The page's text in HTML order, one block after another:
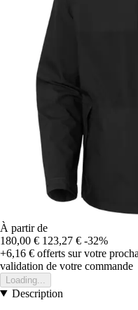
À partir de
180,00 € 123,27 € -32%
+6,16 € offerts sur votre
validation de votre commande
Loading...
Description